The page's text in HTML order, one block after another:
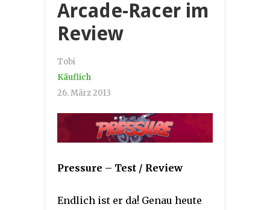
Arcade-Racer im
Review
Tobi
Käuflich
26. März 2013
Pressure – Test / Review
Endlich ist er da! Genau heute